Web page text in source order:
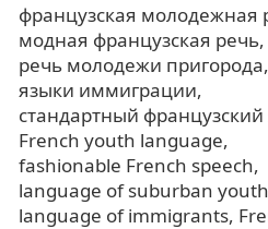
французская молодежная
модная французская речь
речь молодежи пригорода
языки иммиграции
стандартный
French youth language
fashionable French speech
language of suburban youth
language of immigrants